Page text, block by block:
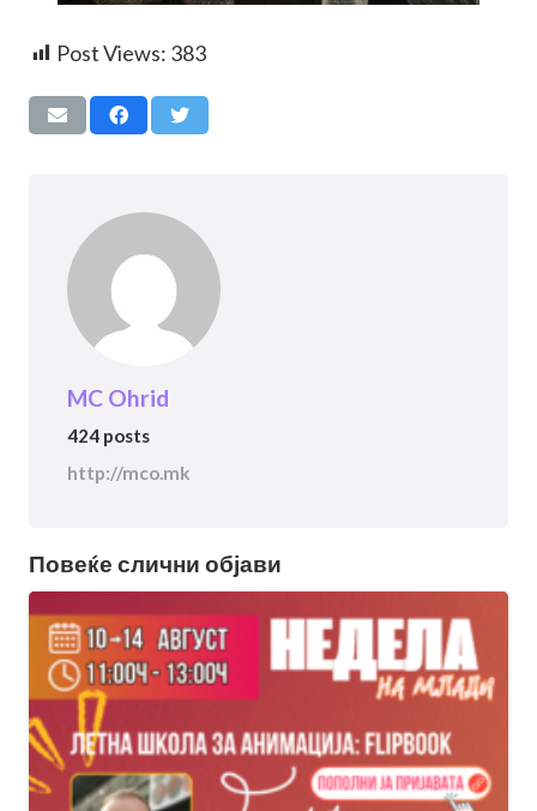
Post Views: 383
MC Ohrid
424 posts
http://mco.mk
Повеќе слични објави